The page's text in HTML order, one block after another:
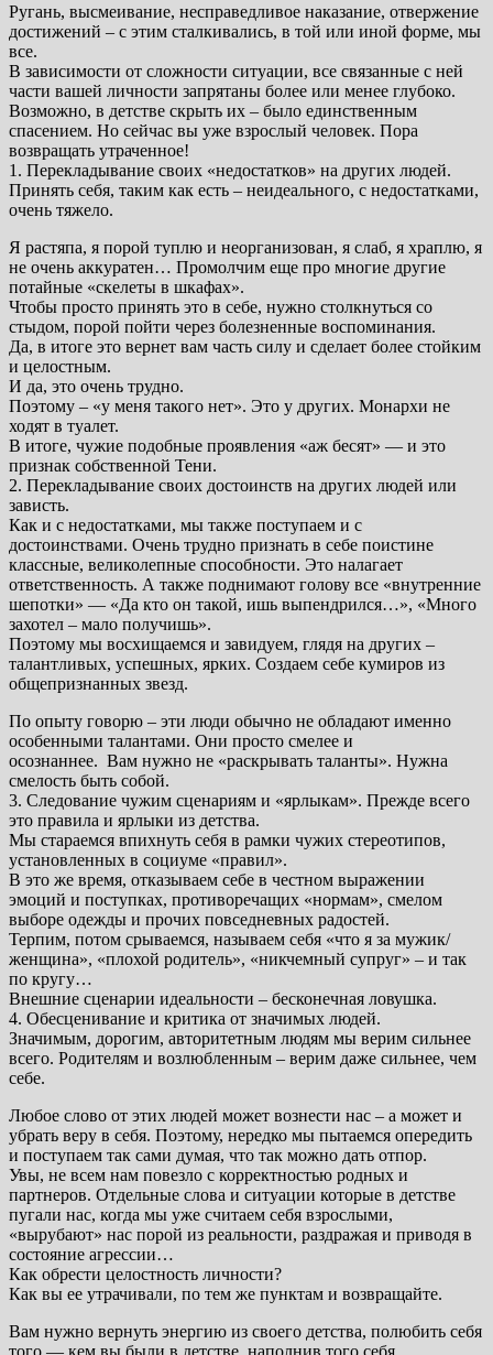
Ругань, высмеивание, несправедливое наказание, отвержение
достижений – с этим сталкивались, в той или иной форме, мы
все.
В зависимости от сложности ситуации, все связанные с ней
части вашей личности запрятаны более или менее глубоко.
Возможно, в детстве скрыть их – было единственным
спасением. Но сейчас вы уже взрослый человек. Пора
возвращать утраченное!
1. Перекладывание своих «недостатков» на других людей.
Принять себя, таким как есть – неидеального, с недостатками,
очень тяжело.
Я растяпа, я порой туплю и неорганизован, я слаб, я храплю, я
не очень аккуратен… Промолчим еще про многие другие
потайные «скелеты в шкафах».
Чтобы просто принять это в себе, нужно столкнуться со
стыдом, порой пойти через болезненные воспоминания.
Да, в итоге это вернет вам часть силу и сделает более стойким
и целостным.
И да, это очень трудно.
Поэтому – «у меня такого нет». Это у других. Монархи не
ходят в туалет.
В итоге, чужие подобные проявления «аж бесят» — и это
признак собственной Тени.
2. Перекладывание своих достоинств на других людей или
зависть.
Как и с недостатками, мы также поступаем и с
достоинствами. Очень трудно признать в себе поистине
классные, великолепные способности. Это налагает
ответственность. А также поднимают голову все «внутренние
шепотки» — «Да кто он такой, ишь выпендрился…», «Много
захотел – мало получишь».
Поэтому мы восхищаемся и завидуем, глядя на других –
талантливых, успешных, ярких. Создаем себе кумиров из
общепризнанных звезд.
По опыту говорю – эти люди обычно не обладают именно
особенными талантами. Они просто смелее и
осознаннее. Вам нужно не «раскрывать таланты». Нужна
смелость быть собой.
3. Следование чужим сценариям и «ярлыкам». Прежде всего
это правила и ярлыки из детства.
Мы стараемся впихнуть себя в рамки чужих стереотипов,
установленных в социуме «правил».
В это же время, отказываем себе в честном выражении
эмоций и поступках, противоречащих «нормам», смелом
выборе одежды и прочих повседневных радостей.
Терпим, потом срываемся, называем себя «что я за мужик/
женщина», «плохой родитель», «никчемный супруг» – и так
по кругу…
Внешние сценарии идеальности – бесконечная ловушка.
4. Обесценивание и критика от значимых людей.
Значимым, дорогим, авторитетным людям мы верим сильнее
всего. Родителям и возлюбленным – верим даже сильнее, чем
себе.
Любое слово от этих людей может вознести нас – а может и
убрать веру в себя. Поэтому, нередко мы пытаемся опередить
и поступаем так сами думая, что так можно дать отпор.
Увы, не всем нам повезло с корректностью родных и
партнеров. Отдельные слова и ситуации которые в детстве
пугали нас, когда мы уже считаем себя взрослыми,
«вырубают» нас порой из реальности, раздражая и приводя в
состояние агрессии…
Как обрести целостность личности?
Как вы ее утрачивали, по тем же пунктам и возвращайте.
Вам нужно вернуть энергию из своего детства, полюбить себя
того — кем вы были в детстве, наполнив того себя